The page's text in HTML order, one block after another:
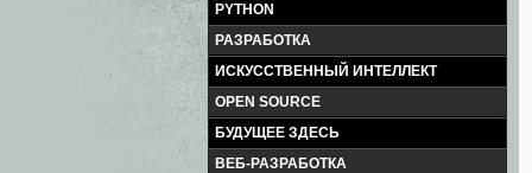
PYTHON
РАЗРАБОТКА
ИСКУССТВЕННЫЙ ИНТЕЛЛЕКТ
OPEN SOURCE
БУДУЩЕЕ ЗДЕСЬ
ВЕБ-РАЗРАБОТКА